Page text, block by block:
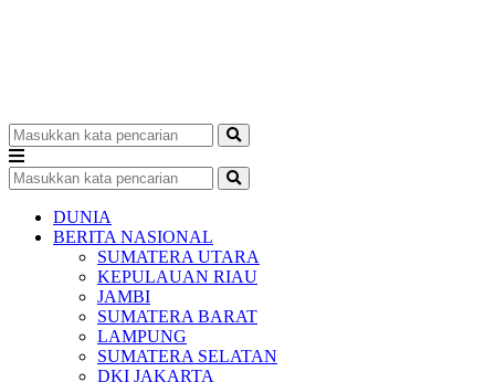
DUNIA
BERITA NASIONAL
SUMATERA UTARA
KEPULAUAN RIAU
JAMBI
SUMATERA BARAT
LAMPUNG
SUMATERA SELATAN
DKI JAKARTA